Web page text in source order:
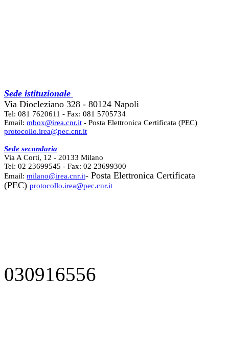
Sede istituzionale
Via Diocleziano 328 - 80124 Napoli
Tel: 081 7620611 - Fax: 081 5705734
Email: mbox@irea.cnr.it - Posta Elettronica Certificata (PEC)
protocollo.irea@pec.cnr.it
Sede secondaria
Via A Corti, 12 - 20133 Milano
Tel: 02 23699545 - Fax: 02 23699300
Email: milano@irea.cnr.it- Posta Elettronica Certificata
(PEC) protocollo.irea@pec.cnr.it
030916556